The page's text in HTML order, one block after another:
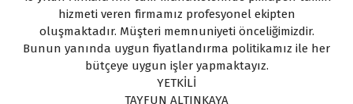
hizmeti veren firmamız profesyonel ekipten
oluşmaktadır. Müşteri memnuniyeti önceliğimizdir.
Bunun yanında uygun fiyatlandırma politikamız ile her
bütçeye uygun işler yapmaktayız.
YETKİLİ
TAYFUN ALTINKAYA